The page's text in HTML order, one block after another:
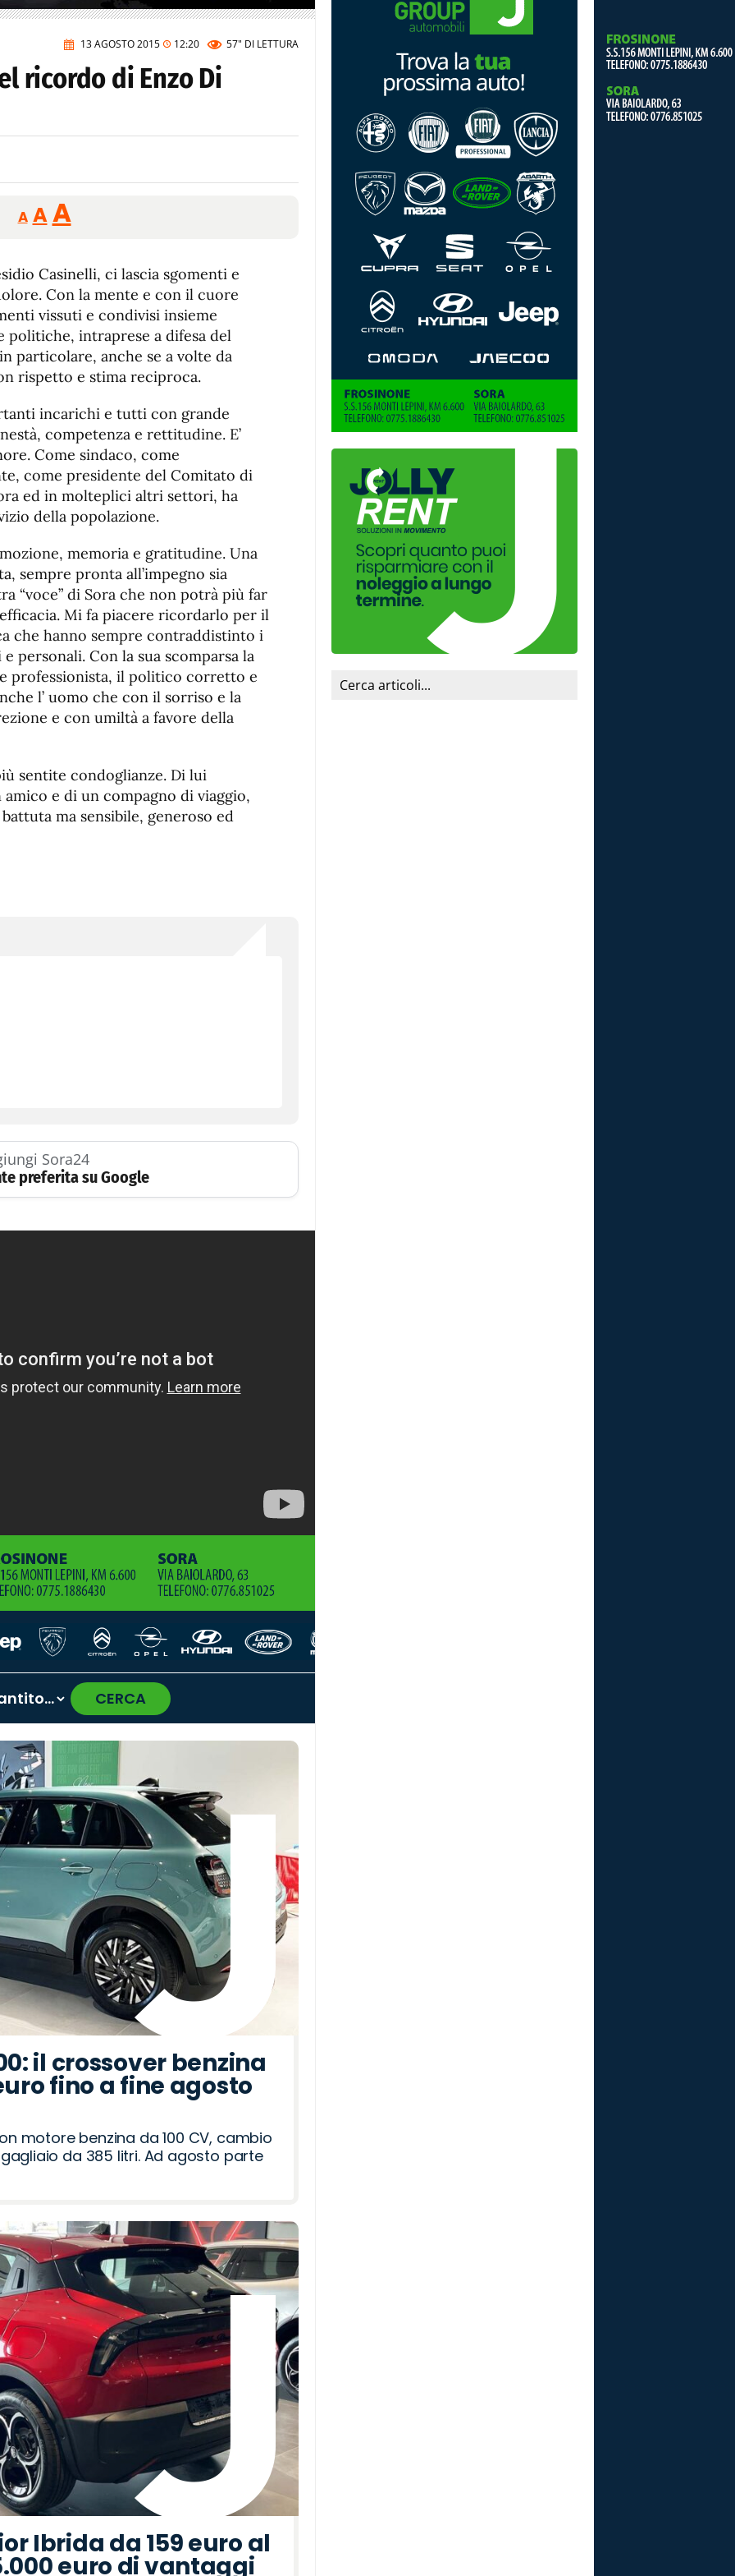
13 AGOSTO 2015 12:20 57" DI LETTURA
ricordo di Enzo Di
A
Reducir
tamaño
A Restablecer
tamaño
de
fuente
AAumentar
de
fuente.
Casinelli, ci lascia sgomenti e
Con la mente e con il cuore
vissuti e condivisi insieme
politiche, intraprese a difesa del
particolare, anche se a volte da
rispetto e stima reciproca.
incarichi e tutti con grande
competenza e rettitudine. E’
Come sindaco, come
come presidente del Comitato di
ed in molteplici altri settori, ha
della popolazione.
memoria e gratitudine. Una
sempre pronta all’impegno sia
“voce” di Sora che non potrà più far
Mi fa piacere ricordarlo per il
che hanno sempre contraddistinto i
personali. Con la sua scomparsa la
professionista, il politico corretto e
l’ uomo che con il sorriso e la
e con umiltà a favore della
sentite condoglianze. Di lui
e di un compagno di viaggio,
ma sensibile, generoso ed
Sora24
preferita su Google
CERCA
›
il crossover benzina
fino a fine agosto
motore benzina da 100 CV, cambio
da 385 litri. Ad agosto parte
Ibrida da 159 euro al
euro di vantaggi